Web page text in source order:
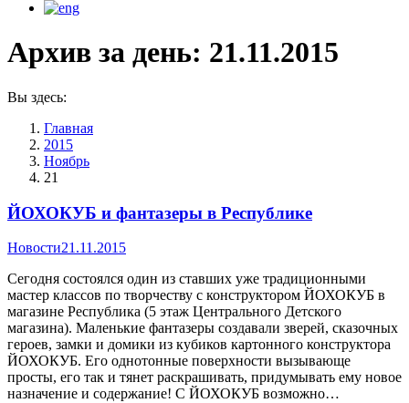
Архив за день: 21.11.2015
Вы здесь:
Главная
2015
Ноябрь
21
ЙОХОКУБ и фантазеры в Республике
Новости21.11.2015
Сегодня состоялся один из ставших уже традиционными
мастер классов по творчеству с конструктором ЙОХОКУБ в
магазине Республика (5 этаж Центрального Детского
магазина). Маленькие фантазеры создавали зверей, сказочных
героев, замки и домики из кубиков картонного конструктора
ЙОХОКУБ. Его однотонные поверхности вызывающе
просты, его так и тянет раскрашивать, придумывать ему новое
назначение и содержание! С ЙОХОКУБ возможно…